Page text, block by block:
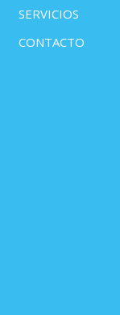
SERVICIOS
CONTACTO